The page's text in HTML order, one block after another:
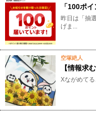
「100ポ
昨日は「抽
げま...
空塚絶人
【情報求
Xながめてる